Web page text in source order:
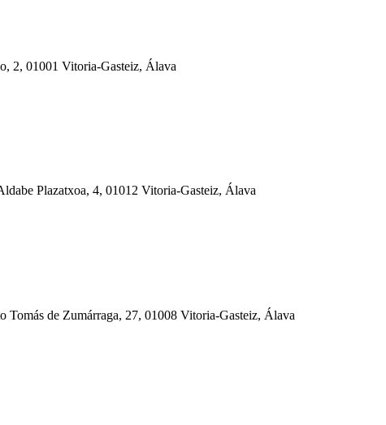
2, 01001 Vitoria-Gasteiz, Álava
Plazatxoa, 4, 01012 Vitoria-Gasteiz, Álava
de Zumárraga, 27, 01008 Vitoria-Gasteiz, Álava